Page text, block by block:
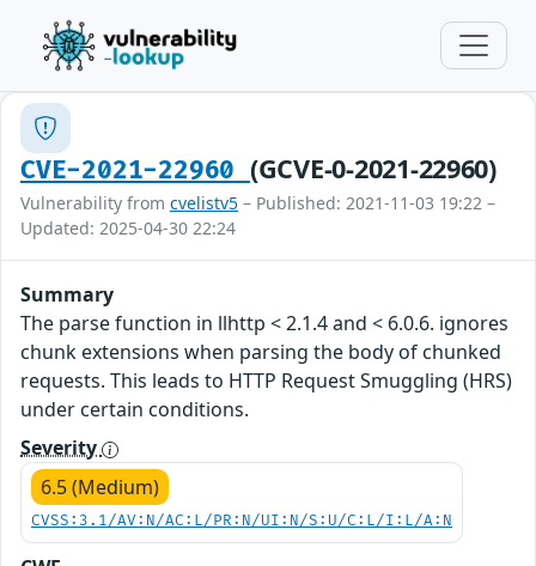
CVE-2021-22960 (GCVE-0-2021-22960)
Vulnerability from cvelistv5 – Published: 2021-11-03 19:22 –
Updated: 2025-04-30 22:24
Summary
The parse function in llhttp < 2.1.4 and < 6.0.6. ignores
chunk extensions when parsing the body of chunked
requests. This leads to HTTP Request Smuggling (HRS)
under certain conditions.
Severity
6.5 (Medium)
CVSS:3.1/AV:N/AC:L/PR:N/UI:N/S:U/C:L/I:L/A:N